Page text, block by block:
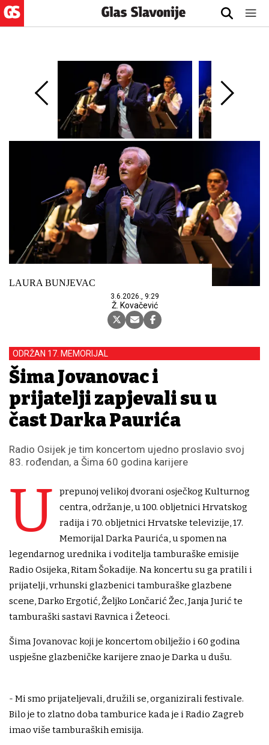
LAURA BUNJEVAC
3.6.2026., 9:29
Ž. Kovačević
ODRŽAN 17. MEMORIJAL
Šima Jovanovac i
prijatelji zapjevali su u
čast Darka Paurića
Radio Osijek je tim koncertom ujedno proslavio svoj
83. rođendan, a Šima 60 godina karijere
U
prepunoj velikoj dvorani osječkog Kulturnog
centra, održan je, u 100. obljetnici Hrvatskog
radija i 70. obljetnici Hrvatske televizije, 17.
Memorijal Darka Paurića, u spomen na
legendarnog urednika i voditelja tamburaške emisije
Radio Osijeka, Ritam Šokadije. Na koncertu su ga pratili i
prijatelji, vrhunski glazbenici tamburaške glazbene
scene, Darko Ergotić, Željko Lončarić Žec, Janja Jurić te
tamburaški sastavi Ravnica i Žeteoci.
Šima Jovanovac koji je koncertom obilježio i 60 godina
uspješne glazbeničke karijere znao je Darka u dušu.
- Mi smo prijateljevali, družili se, organizirali festivale.
Bilo je to zlatno doba tamburice kada je i Radio Zagreb
imao više tamburaških emisija.